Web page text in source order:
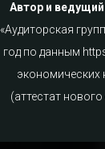
Автор и
«Аудиторская
год по данным
экономических
(аттестат